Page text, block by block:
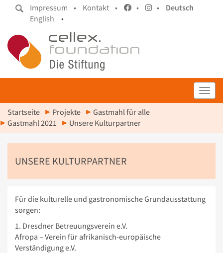
Impressum • Kontakt • • •
Deutsch
English
•
Startseite Projekte
Gastmahl für alle
Gastmahl 2021
Unsere Kulturpartner
UNSERE KULTURPARTNER
Für die kulturelle und gastronomische Grundausstattung
sorgen:
1. Dresdner Betreuungsverein e.V.
Afropa – Verein für afrikanisch-europäische
Verständigung e.V.